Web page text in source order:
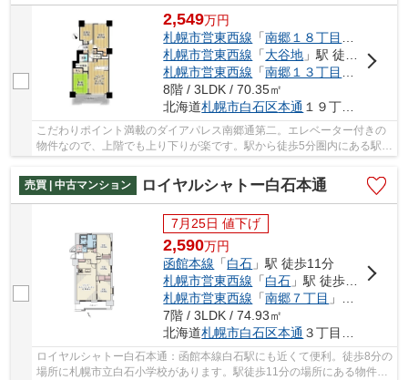
2,549万円
札幌市営東西線 「南郷１８丁目 」駅 徒歩5
札幌市営東西線 「大谷地 」駅 徒歩18分
札幌市営東西線 「南郷１３丁目 」駅 徒歩
8階 / 3LDK / 70.35㎡
北海道札幌市白石区本通 １９丁目南3-1
こだわりポイント満載のダイアパレス南郷通第二。エレベーター付きの
物件なので、上階でも上り下りが楽です。駅から徒歩5分圏内にある駅近
売買 | 中古マンション
ロイヤルシャトー白石本通
7月25日 値下げ
2,590万円
函館本線 「白石 」駅 徒歩11分
札幌市営東西線 「白石 」駅 徒歩16分
札幌市営東西線 「南郷７丁目 」駅 徒歩19分
7階 / 3LDK / 74.93㎡
北海道札幌市白石区本通 ３丁目南2-30
ロイヤルシャトー白石本通：函館本線白石駅にも近くて便利。徒歩8分の
場所に札幌市立白石小学校があります。駅徒歩11分の場所にある物件で